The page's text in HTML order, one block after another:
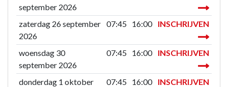
september 2026
zaterdag 26 september
2026
07:45 16:00 INSCHRIJVEN
woensdag 30
september 2026
07:45 16:00 INSCHRIJVEN
donderdag 1 oktober
07:45 16:00 INSCHRIJVEN